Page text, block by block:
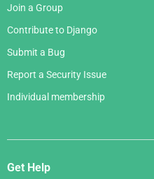
Join a Group
Contribute to Django
Submit a Bug
Report a Security Issue
Individual membership
Get Help